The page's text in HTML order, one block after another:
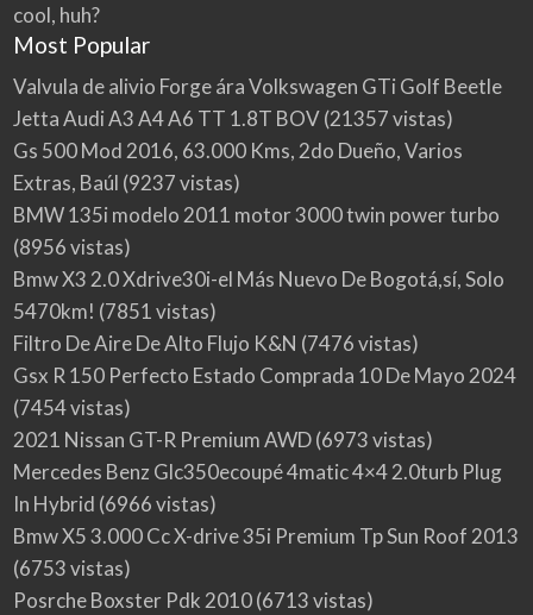
cool, huh?
Most Popular
Valvula de alivio Forge ára Volkswagen GTi Golf Beetle
Jetta Audi A3 A4 A6 TT 1.8T BOV(21357 vistas)
Gs 500 Mod 2016, 63.000 Kms, 2do Dueño, Varios
Extras, Baúl (9237 vistas)
BMW 135i modelo 2011 motor 3000 twin power turbo
(8956 vistas)
Bmw X3 2.0 Xdrive30i-el Más Nuevo De Bogotá,sí, Solo
5470km! (7851 vistas)
Filtro De Aire De Alto Flujo K&N (7476 vistas)
Gsx R 150 Perfecto Estado Comprada 10 De Mayo 2024
(7454 vistas)
2021 Nissan GT-R Premium AWD(6973 vistas)
Mercedes Benz Glc350ecoupé 4matic 4×4 2.0turb Plug
In Hybrid (6966 vistas)
Bmw X5 3.000 Cc X-drive 35i Premium Tp Sun Roof 2013
(6753 vistas)
Posrche Boxster Pdk 2010(6713 vistas)